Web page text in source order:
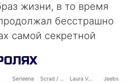
жизни, в то время
бесстрашно
самой секретной
Джей натыкается на
изощренного заговора,
Serleena Scrad / Charlie Laura Vasquez Jeebs